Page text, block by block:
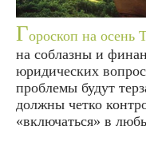
Гороскоп на осень
на соблазны и
юридических
проблемы будут
должны четко
«включаться» в